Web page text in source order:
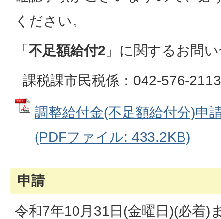
ください。
「 不足額給付2 」に関するお問
課税課市民税係：042-576-
調整給付金(不足額給付分)申
(PDFファイル: 433.2KB)
申請
令和7年10月31日(金曜日)(必着)